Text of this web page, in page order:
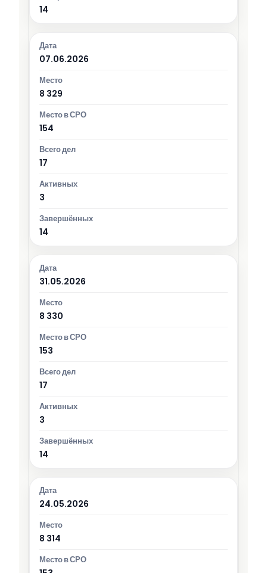
14
07.06.2026
8 329
154
17
3
14
31.05.2026
8 330
153
17
3
14
24.05.2026
8 314